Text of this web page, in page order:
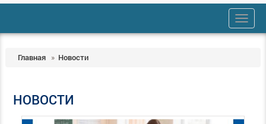
trk
Главная » Новости
НОВОСТИ